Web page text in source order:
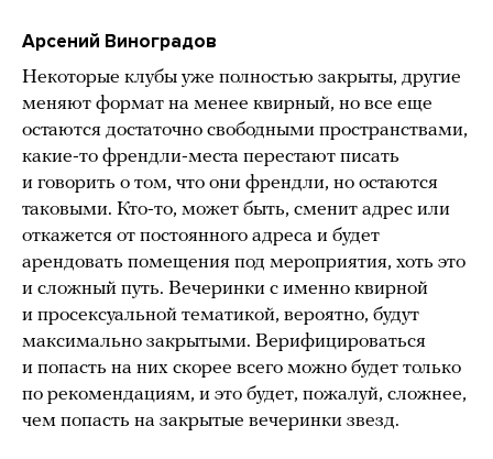
Арсений Виноградов
Некоторые клубы уже полностью закрыты, другие
меняют формат на менее квирный, но все еще
остаются достаточно свободными пространствами,
какие-то френдли-места перестают писать
и говорить о том, что они френдли, но остаются
таковыми. Кто-то, может быть, сменит адрес или
откажется от постоянного адреса и будет
арендовать помещения под мероприятия, хоть это
и сложный путь. Вечеринки с именно квирной
и просексуальной тематикой, вероятно, будут
максимально закрытыми. Верифицироваться
и попасть на них скорее всего можно будет только
по рекомендациям, и это будет, пожалуй, сложнее,
чем попасть на закрытые вечеринки звезд.